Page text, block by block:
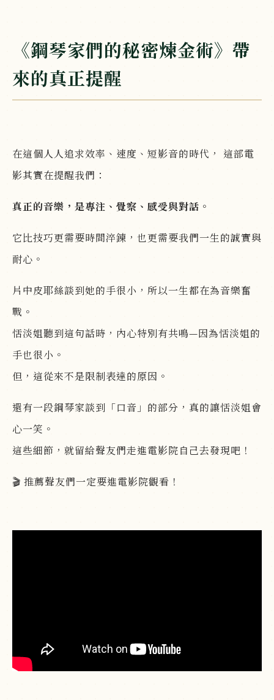
《鋼琴家們的秘密煉金術》帶
來的真正提醒
在這個人人追求效率、速度、短影音的時代， 這部電
影其實在提醒我們：
真正的音樂，是專注、覺察、感受與對話。
它比技巧更需要時間淬鍊，也更需要我們一生的誠實與
耐心。
片中皮耶絲談到她的手很小，所以一生都在為音樂奮
戰。
恬淡姐聽到這句話時，內心特別有共鳴—因為恬淡姐的
手也很小。
但，這從來不是限制表達的原因。
還有一段鋼琴家談到「口音」的部分，真的讓恬淡姐會
心一笑。
這些細節，就留給聲友們走進電影院自己去發現吧！
🎬 推薦聲友們一定要進電影院觀看！